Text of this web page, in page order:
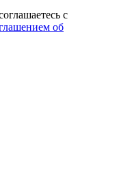
с
об